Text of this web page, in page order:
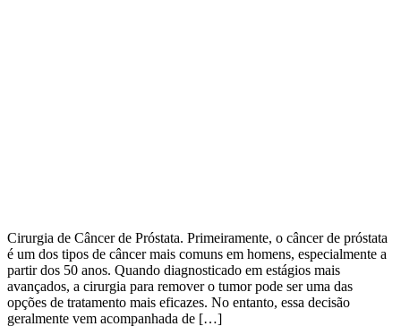
Cirurgia de Câncer de Próstata. Primeiramente, o câncer de próstata
é um dos tipos de câncer mais comuns em homens, especialmente a
partir dos 50 anos. Quando diagnosticado em estágios mais
avançados, a cirurgia para remover o tumor pode ser uma das
opções de tratamento mais eficazes. No entanto, essa decisão
geralmente vem acompanhada de […]